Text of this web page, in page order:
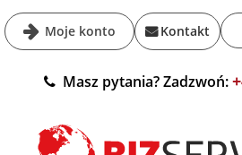
Moje konto Kontakt
Masz pytania? Zadzwoń: